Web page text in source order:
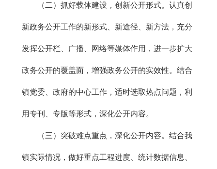
（二）抓好载体建设，创新公开形式。认真创
新政务公开工作的新形式、新途径、新方法，充分
发挥公开栏、广播、网络等媒体作用，进一步扩大
政务公开的覆盖面，增强政务公开的实效性。结合
镇党委、政府的中心工作，适时选取热点问题，利
用专刊、专版等形式，深化公开内容。
（三）突破难点重点，深化公开内容。结合我
镇实际情况，做好重点工程进度、统计数据信息、